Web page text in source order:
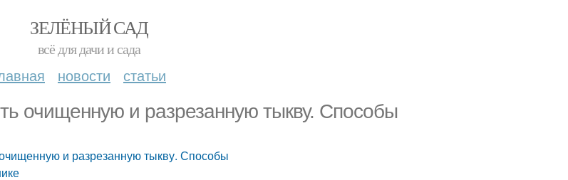
ЗЕЛЁНЫЙ САД
всё для дачи и сада
новости статьи
очищенную и разрезанную тыкву. Способы
и разрезанную тыкву. Способы